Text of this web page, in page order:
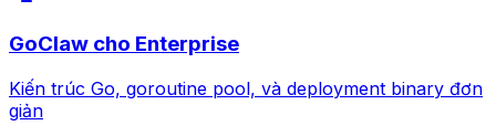
GoClaw cho Enterprise
Kiến trúc Go, goroutine pool, và deployment binary đơn
giản